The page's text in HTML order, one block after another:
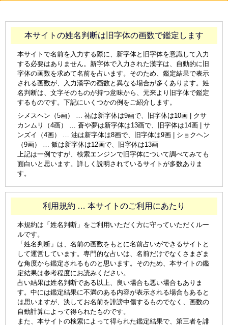
本サイトの姓名判断は旧字体の画数で鑑定します
本サイトで名前を入力する際に、新字体と旧字体を意識して入力
する必要はありません。新字体で入力された漢字は、自動的に旧
字体の画数を求めて名前を占います。そのため、鑑定結果で表示
される画数が、入力漢字の画数と異なる場合が多くあります。姓
名判断は、文字そのものが持つ意味から、元来より旧字体で鑑定
するものです。下記にいくつかの例をご紹介します。
シメスヘン（5画） … 祐は新字体は9画で、旧字体は10画 | クサ
カンムリ（4画） … 蒼や夢は新字体は13画で、旧字体は14画 | サ
ンズイ（4画） … 油は新字体は8画で、旧字体は9画 | ショクヘン
（9画） … 飯は新字体は12画で、旧字体は13画
上記は一例ですが、検索エンジンで旧字体について調べてみても
面白いと思います。詳しく説明されているサイトが多数ありま
す。
利用規約 … 本サイトのご利用にあたり
本規約は「姓名判断」をご利用いただく方に守っていただくルー
ルです。
「姓名判断」は、名前の画数をもとに名前占いができるサイトと
して運営しています。専門的な占いは、名前だけでなくさまざま
な角度から鑑定されるものと思います。そのため、本サイトの鑑
定結果は参考程度にお読みください。
占い結果は姓名判断である以上、良い場合も悪い場合もありま
す。中には鑑定結果に不満のある内容が表示される場合もあると
は思いますが、決してお名前を誹謗中傷するものでなく、画数の
自動計算によって得られたものです。
また、本サイトの検索によって得られた鑑定結果で、第三者を誹